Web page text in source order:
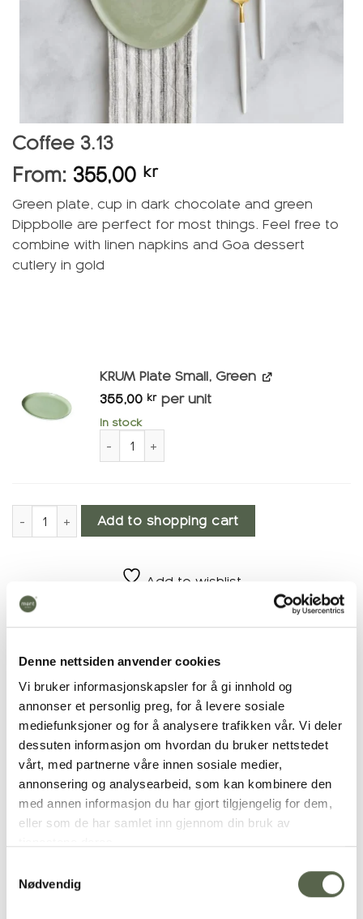
Denne nettsiden anvender cookies
Vi bruker informasjonskapsler for å gi innhold og
annonser et personlig preg, for å levere sosiale
mediefunksjoner og for å analysere trafikken vår. Vi deler
dessuten informasjon om hvordan du bruker nettstedet
vårt, med partnerne våre innen sosiale medier,
annonsering og analysearbeid, som kan kombinere den
med annen informasjon du har gjort tilgjengelig for dem,
eller som de har samlet inn gjennom din bruk av
Nødvendig
Coffee 3.13
From: 355,00 kr
Green plate, cup in dark chocolate and green
Dippbolle are perfect for most things. Feel free to
combine with linen napkins and Goa dessert
cutlery in gold
KRUM Plate Small, Green
355,00 kr per unit
In stock
KRUM Plate Small, Green quantity
Coffee 3.13 numberAdd to shopping cart
Add to wishlist
Category:
Additional